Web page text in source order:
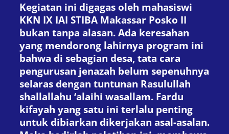
Kegiatan ini digagas oleh mahasiswi
KKN IX IAI STIBA Makassar Posko II
bukan tanpa alasan. Ada keresahan
yang mendorong lahirnya program ini
bahwa di sebagian desa, tata cara
pengurusan jenazah belum sepenuhnya
selaras dengan tuntunan Rasulullah
shallallahu ‘alaihi wasallam. Fardu
kifayah yang satu ini terlalu penting
untuk dibiarkan dikerjakan asal-asalan.